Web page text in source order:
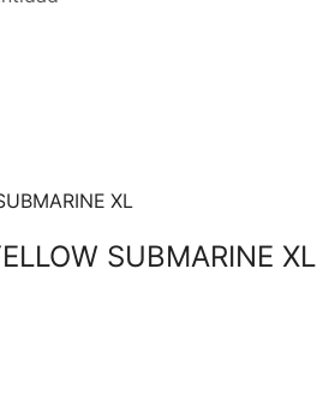
SUBMARINE XL